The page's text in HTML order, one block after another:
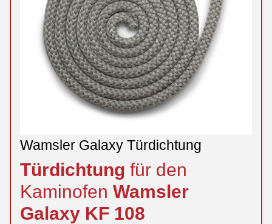
Wamsler Galaxy Türdichtung
Türdichtung für den
Kaminofen Wamsler
Galaxy KF 108